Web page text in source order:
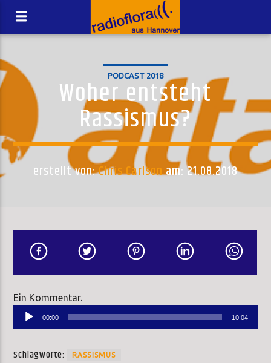
PODCAST 2018
Woher entsteht
Rassismus?
erstellt von:Chris Carlsonam: 21.08.2018
Ein Kommentar.
Audio-
00:00 10:04
Schlagworte: RASSISMUS